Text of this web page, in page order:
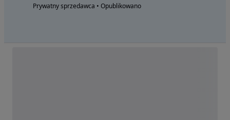
Prywatny sprzedawca • Opublikowano